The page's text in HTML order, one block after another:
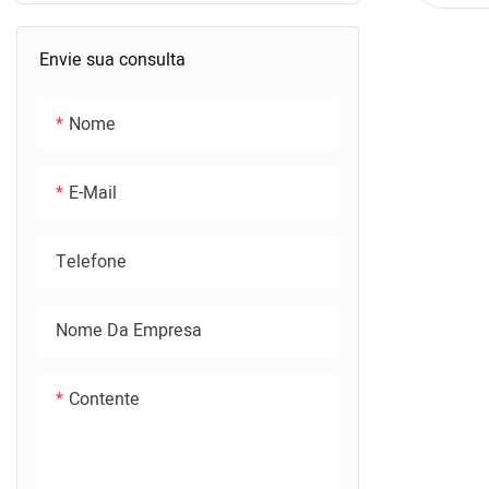
Envie sua consulta
Nome
E-Mail
Telefone
Nome Da Empresa
Contente